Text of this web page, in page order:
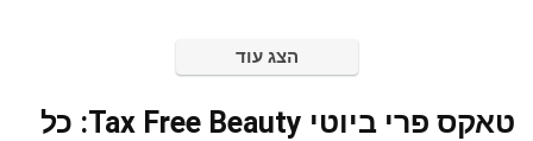
הצג עוד
טאקס פרי ביוטי Tax Free Beauty: כל